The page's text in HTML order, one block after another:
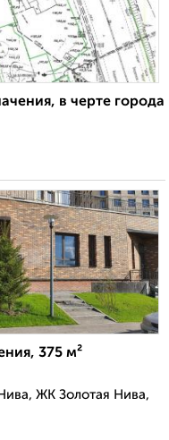
в черте города
375 м²
ЖК Золотая Нива,